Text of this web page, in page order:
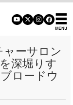
ャーサロン
深堀りす
ロードウ